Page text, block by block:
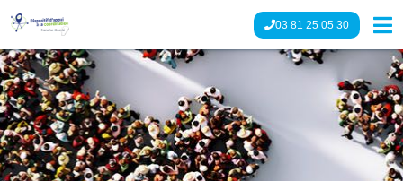
03 81 25 05 30